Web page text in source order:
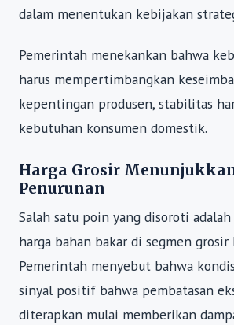
dalam menentukan kebijakan
Pemerintah menekankan bahwa
harus mempertimbangkan
kepentingan produsen, stabilitas
kebutuhan konsumen domestik.
Harga Grosir
Penurunan
Salah satu poin yang disoroti
harga bahan bakar di segmen grosir
Pemerintah menyebut bahwa
sinyal positif bahwa pembatasan
diterapkan mulai memberikan